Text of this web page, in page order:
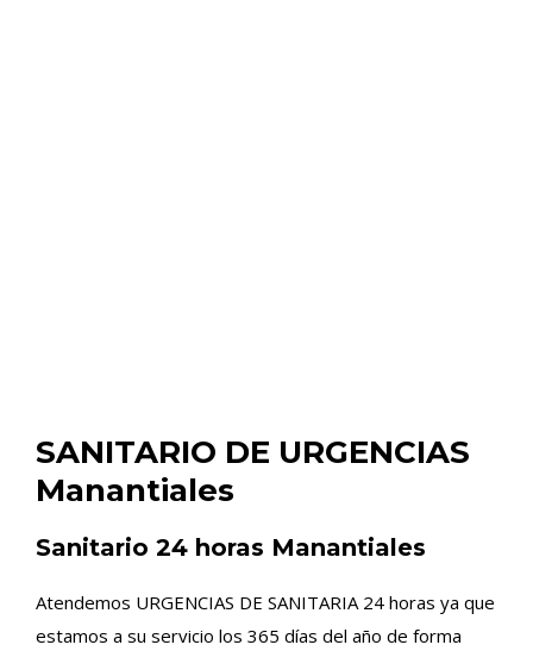
SANITARIO DE URGENCIAS
Manantiales
Sanitario 24 horas Manantiales
Atendemos URGENCIAS DE SANITARIA 24 horas ya que
estamos a su servicio los 365 días del año de forma